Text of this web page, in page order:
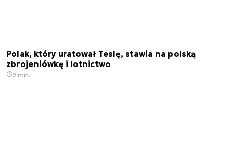
Polak, który uratował Teslę, stawia na polską
zbrojeniówkę i lotnictwo
9 min.